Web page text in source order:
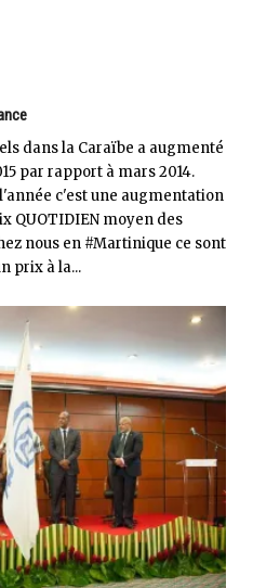
dans la Caraïbe a augmenté
par rapport à mars 2014.
c'est une augmentation
QUOTIDIEN moyen des
nous en #Martinique ce sont
prix à la...